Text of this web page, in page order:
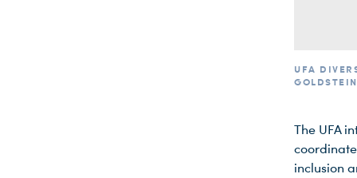
UFA
The UFA
inclusion